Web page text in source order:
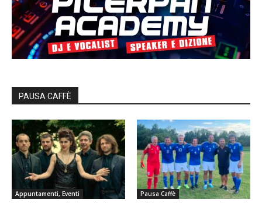
PAUSA CAFFÈ
Appuntamenti, Eventi Pausa Caffè